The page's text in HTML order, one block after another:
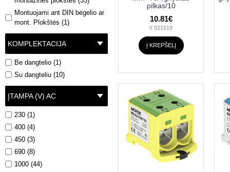
Montuojami ant DIN bėgelio ar
mont. Plokštės (1)
KOMPLEKTACIJA
Be dangtelio (1)
Su dangteliu (10)
ĮTAMPA (V) AC
230 (1)
400 (4)
450 (3)
690 (8)
1000 (44)
pilkas/10
10.81€
# 021519
Į KREPŠELĮ